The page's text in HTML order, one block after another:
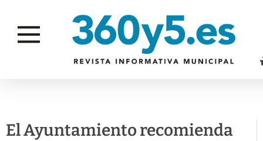
El Ayuntamiento recomienda